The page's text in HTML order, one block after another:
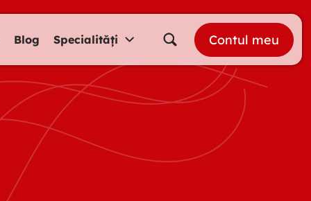
Blog Specialități Contul meu